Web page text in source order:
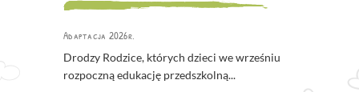
Adaptacja 2026r.
Drodzy Rodzice, których dzieci we wrześniu
rozpoczną edukację przedszkolną...